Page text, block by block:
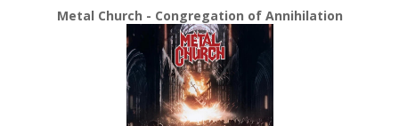
Metal Church - Congregation of Annihilation